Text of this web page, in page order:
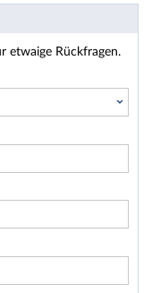
etwaige Rückfragen.